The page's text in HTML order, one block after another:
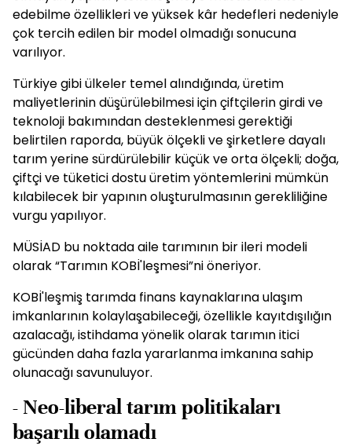
edebilme özellikleri ve yüksek kâr hedefleri nedeniyle
çok tercih edilen bir model olmadığı sonucuna
varılıyor.
Türkiye gibi ülkeler temel alındığında, üretim
maliyetlerinin düşürülebilmesi için çiftçilerin girdi ve
teknoloji bakımından desteklenmesi gerektiği
belirtilen raporda, büyük ölçekli ve şirketlere dayalı
tarım yerine sürdürülebilir küçük ve orta ölçekli; doğa,
çiftçi ve tüketici dostu üretim yöntemlerini mümkün
kılabilecek bir yapının oluşturulmasının gerekliliğine
vurgu yapılıyor.
MÜSİAD bu noktada aile tarımının bir ileri modeli
olarak “Tarımın KOBİ'leşmesi”ni öneriyor.
KOBİ'leşmiş tarımda finans kaynaklarına ulaşım
imkanlarının kolaylaşabileceği, özellikle kayıtdışılığın
azalacağı, istihdama yönelik olarak tarımın itici
gücünden daha fazla yararlanma imkanına sahip
olunacağı savunuluyor.
- Neo-liberal tarım politikaları
başarılı olamadı